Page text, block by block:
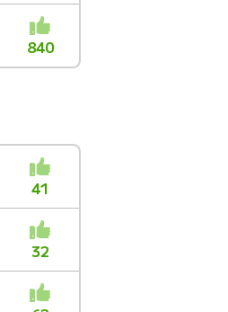
840
41
32